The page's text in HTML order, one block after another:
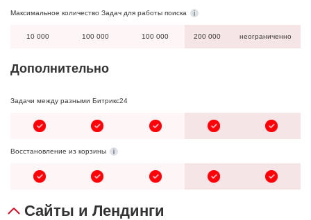
Максимальное количество Задач для работы поиска
10 000 100 000 100 000 200 000 неограниченно
Дополнительно
Задачи между разными Битрикс24
Восстановление из корзины
Сайты и Лендинги